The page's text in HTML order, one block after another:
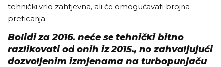
tehnički vrlo zahtjevna, ali će omogućavati brojna
preticanja.
Bolidi za 2016. neće se tehnički bitno
razlikovati od onih iz 2015., no zahvaljujući
dozvoljenim izmjenama na turbopunjaču